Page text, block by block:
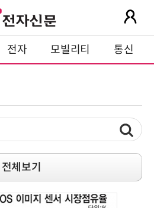
전자 모빌리티 통신
전체보기